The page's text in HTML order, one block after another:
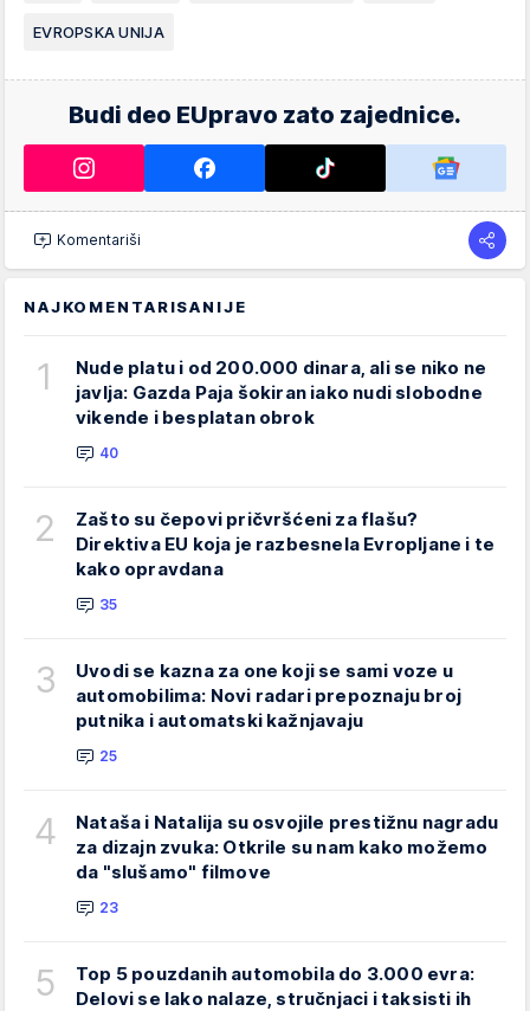
EVROPSKA UNIJA
Budi deo EUpravo zato zajednice.
Komentariši
NAJKOMENTARISANIJE
1
Nude platu i od 200.000 dinara, ali se niko ne
javlja: Gazda Paja šokiran iako nudi slobodne
vikende i besplatan obrok
40
2
Zašto su čepovi pričvršćeni za flašu?
Direktiva EU koja je razbesnela Evropljane i te
kako opravdana
35
3
Uvodi se kazna za one koji se sami voze u
automobilima: Novi radari prepoznaju broj
putnika i automatski kažnjavaju
25
4
Nataša i Natalija su osvojile prestižnu nagradu
za dizajn zvuka: Otkrile su nam kako možemo
da "slušamo" filmove
23
5
Top 5 pouzdanih automobila do 3.000 evra:
Delovi se lako nalaze, stručnjaci i taksisti ih